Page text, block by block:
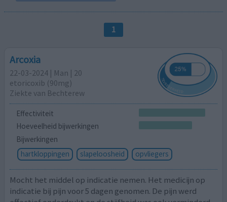
1
Arcoxia
22-03-2024 | Man | 20
etoricoxib (90mg)
Ziekte van Bechterew
Effectiviteit
Hoeveelheid bijwerkingen
Bijwerkingen
hartkloppingen
slapeloosheid opvliegers
Mocht het middel op indicatie nemen. Het medicijn op
indicatie bij pijn voor 5 dagen genomen. De pijn werd